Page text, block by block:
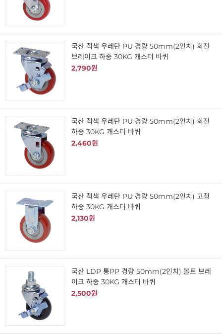
국산 적색 우레탄 PU 경량 50mm(2인치) 회전
브레이크 하중 30KG 캐스터 바퀴
2,790원
국산 적색 우레탄 PU 경량 50mm(2인치) 회전
하중 30KG 캐스터 바퀴
2,460원
국산 적색 우레탄 PU 경량 50mm(2인치) 고정
하중 30KG 캐스터 바퀴
2,130원
국산 LDP 통PP 경량 50mm(2인치) 볼트 브레
이크 하중 30KG 캐스터 바퀴
2,500원